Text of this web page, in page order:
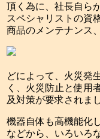
頂く為に、社長自ら
スペシャリストの資
商品のメンテナンス
どによって、火災発
く、火災防止と使用
及対策が要求されま
機器自体も高機能化
などから、いろいろ